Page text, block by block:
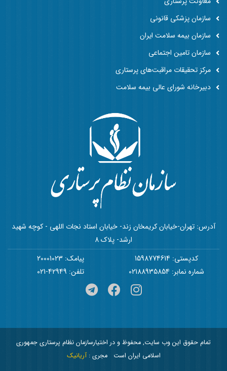
آدرس: تهران-خیابان کریمخان زند- خیابان استاد نجات اللهی - کوچه شهید
ارشد- پلاک 8
کدپستی: 1598774614
پیامک: 20001023
شماره نمابر: 02188935854
تلفن: 42949-021
سازمان پزشکی قانونی
سازمان بیمه سلامت ایران
سازمان تامین اجتماعی
مرکز تحقیقات مراقبت‌های پرستاری
دبیرخانه شورای عالی بیمه سلامت
تمام حقوق این وب سایت, محفوظ و در اختیارسازمان نظام پرستاری جمهوری
اسلامی ایران است
مجری :آریانیک